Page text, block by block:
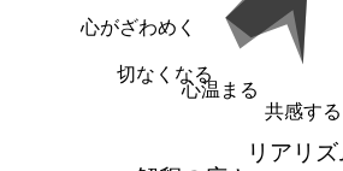
共感する
心温まる
切なくなる
心がざわめく
リアリズ